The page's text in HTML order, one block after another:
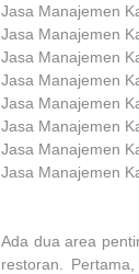
Jasa Manajemen
Jasa Manajemen
Jasa Manajemen
Jasa Manajemen
Jasa Manajemen
Jasa Manajemen
Jasa Manajemen
Jasa Manajemen
Ada dua area
restoran.